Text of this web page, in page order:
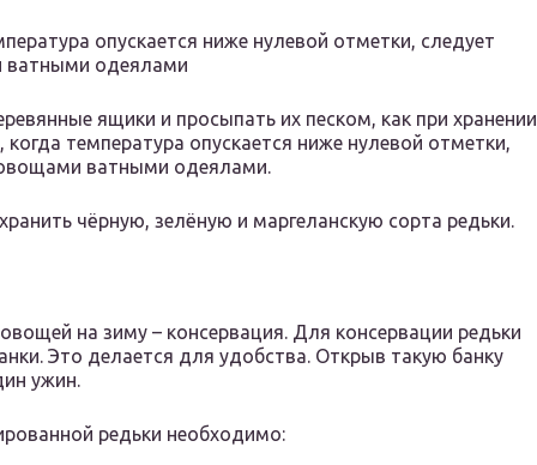
опускается ниже нулевой отметки, следует
ватными одеялами
ящики и просыпать их песком, как при хранении
температура опускается ниже нулевой отметки,
ватными одеялами.
чёрную, зелёную и маргеланскую сорта редьки.
на зиму – консервация. Для консервации редьки
Это делается для удобства. Открыв такую банку
ужин.
редьки необходимо: